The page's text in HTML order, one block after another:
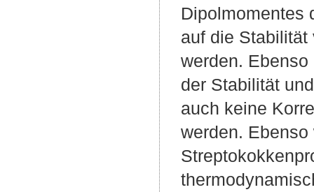
Dipolmomentes
auf die
werden.
der Stabilität
auch keine
werden.